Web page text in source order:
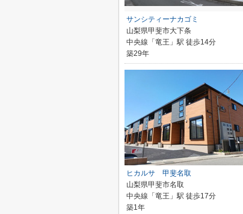
サンシティーナカゴミ
山梨県甲斐市大下条
中央線「竜王」駅 徒歩14分
築29年
ヒカルサ 甲斐名取
山梨県甲斐市名取
中央線「竜王」駅 徒歩17分
築1年